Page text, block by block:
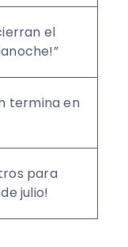
el
termina en
para
julio!